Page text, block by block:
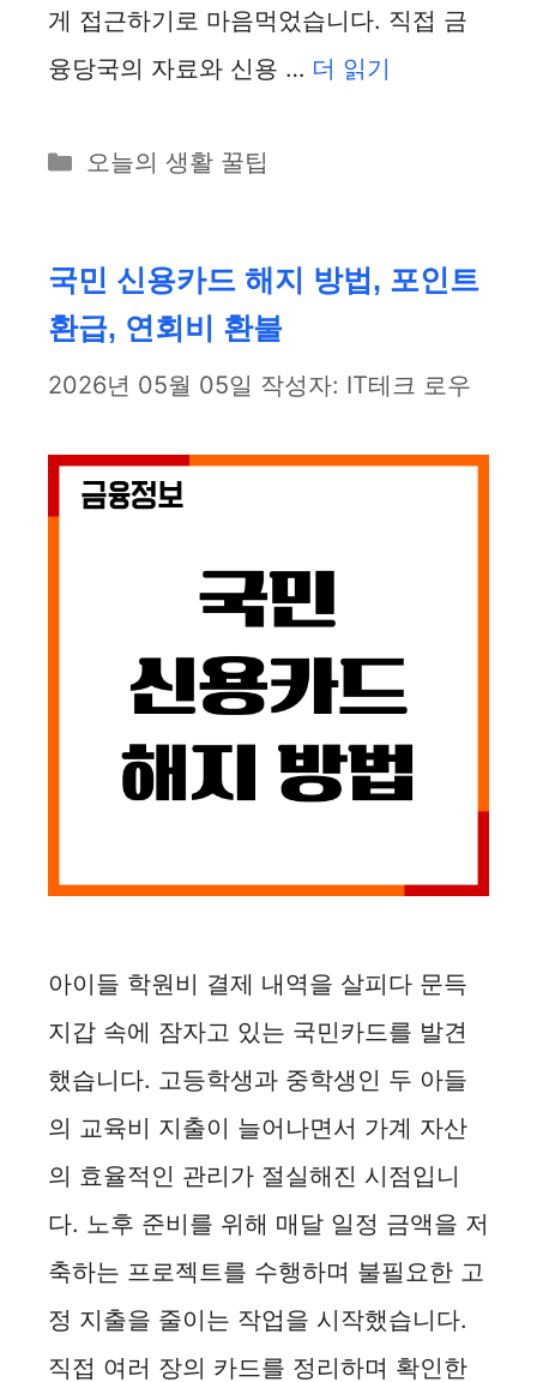
게 접근하기로 마음먹었습니다. 직접 금
융당국의 자료와 신용 … 더 읽기
카
리
오늘의 생활 꿀팁
국민 신용카드 해지 방법, 포인트
환급, 연회비 환불
2026년 05월 05일 작성자: IT테크 로우
아이들 학원비 결제 내역을 살피다 문득
지갑 속에 잠자고 있는 국민카드를 발견
했습니다. 고등학생과 중학생인 두 아들
의 교육비 지출이 늘어나면서 가계 자산
의 효율적인 관리가 절실해진 시점입니
다. 노후 준비를 위해 매달 일정 금액을 저
축하는 프로젝트를 수행하며 불필요한 고
정 지출을 줄이는 작업을 시작했습니다.
직접 여러 장의 카드를 정리하며 확인한